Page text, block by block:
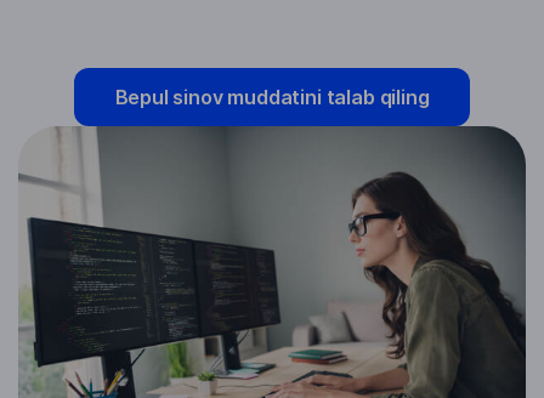
Bepul sinov muddatini talab qiling